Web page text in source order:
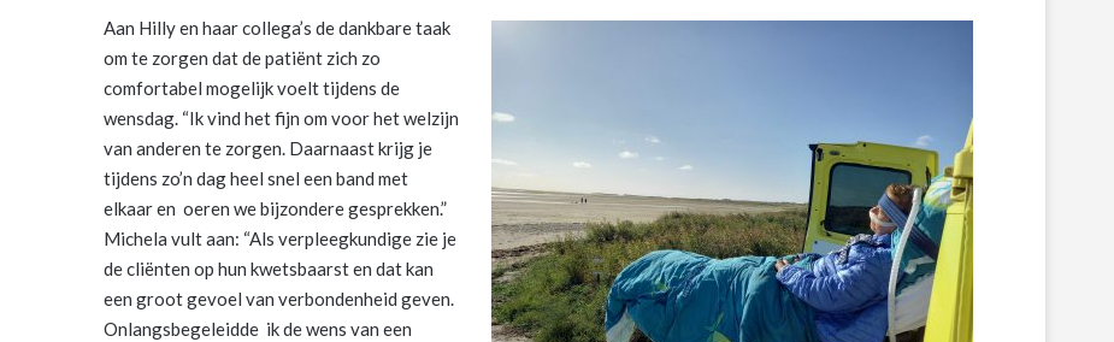
Aan Hilly en haar collega’s de dankbare taak
om te zorgen dat de patiënt zich zo
comfortabel mogelijk voelt tijdens de
wensdag. “Ik vind het fijn om voor het welzijn
van anderen te zorgen. Daarnaast krijg je
tijdens zo’n dag heel snel een band met
elkaar en oeren we bijzondere gesprekken.”
Michela vult aan: “Als verpleegkundige zie je
de cliënten op hun kwetsbaarst en dat kan
een groot gevoel van verbondenheid geven.
Onlangsbegeleidde ik de wens van een